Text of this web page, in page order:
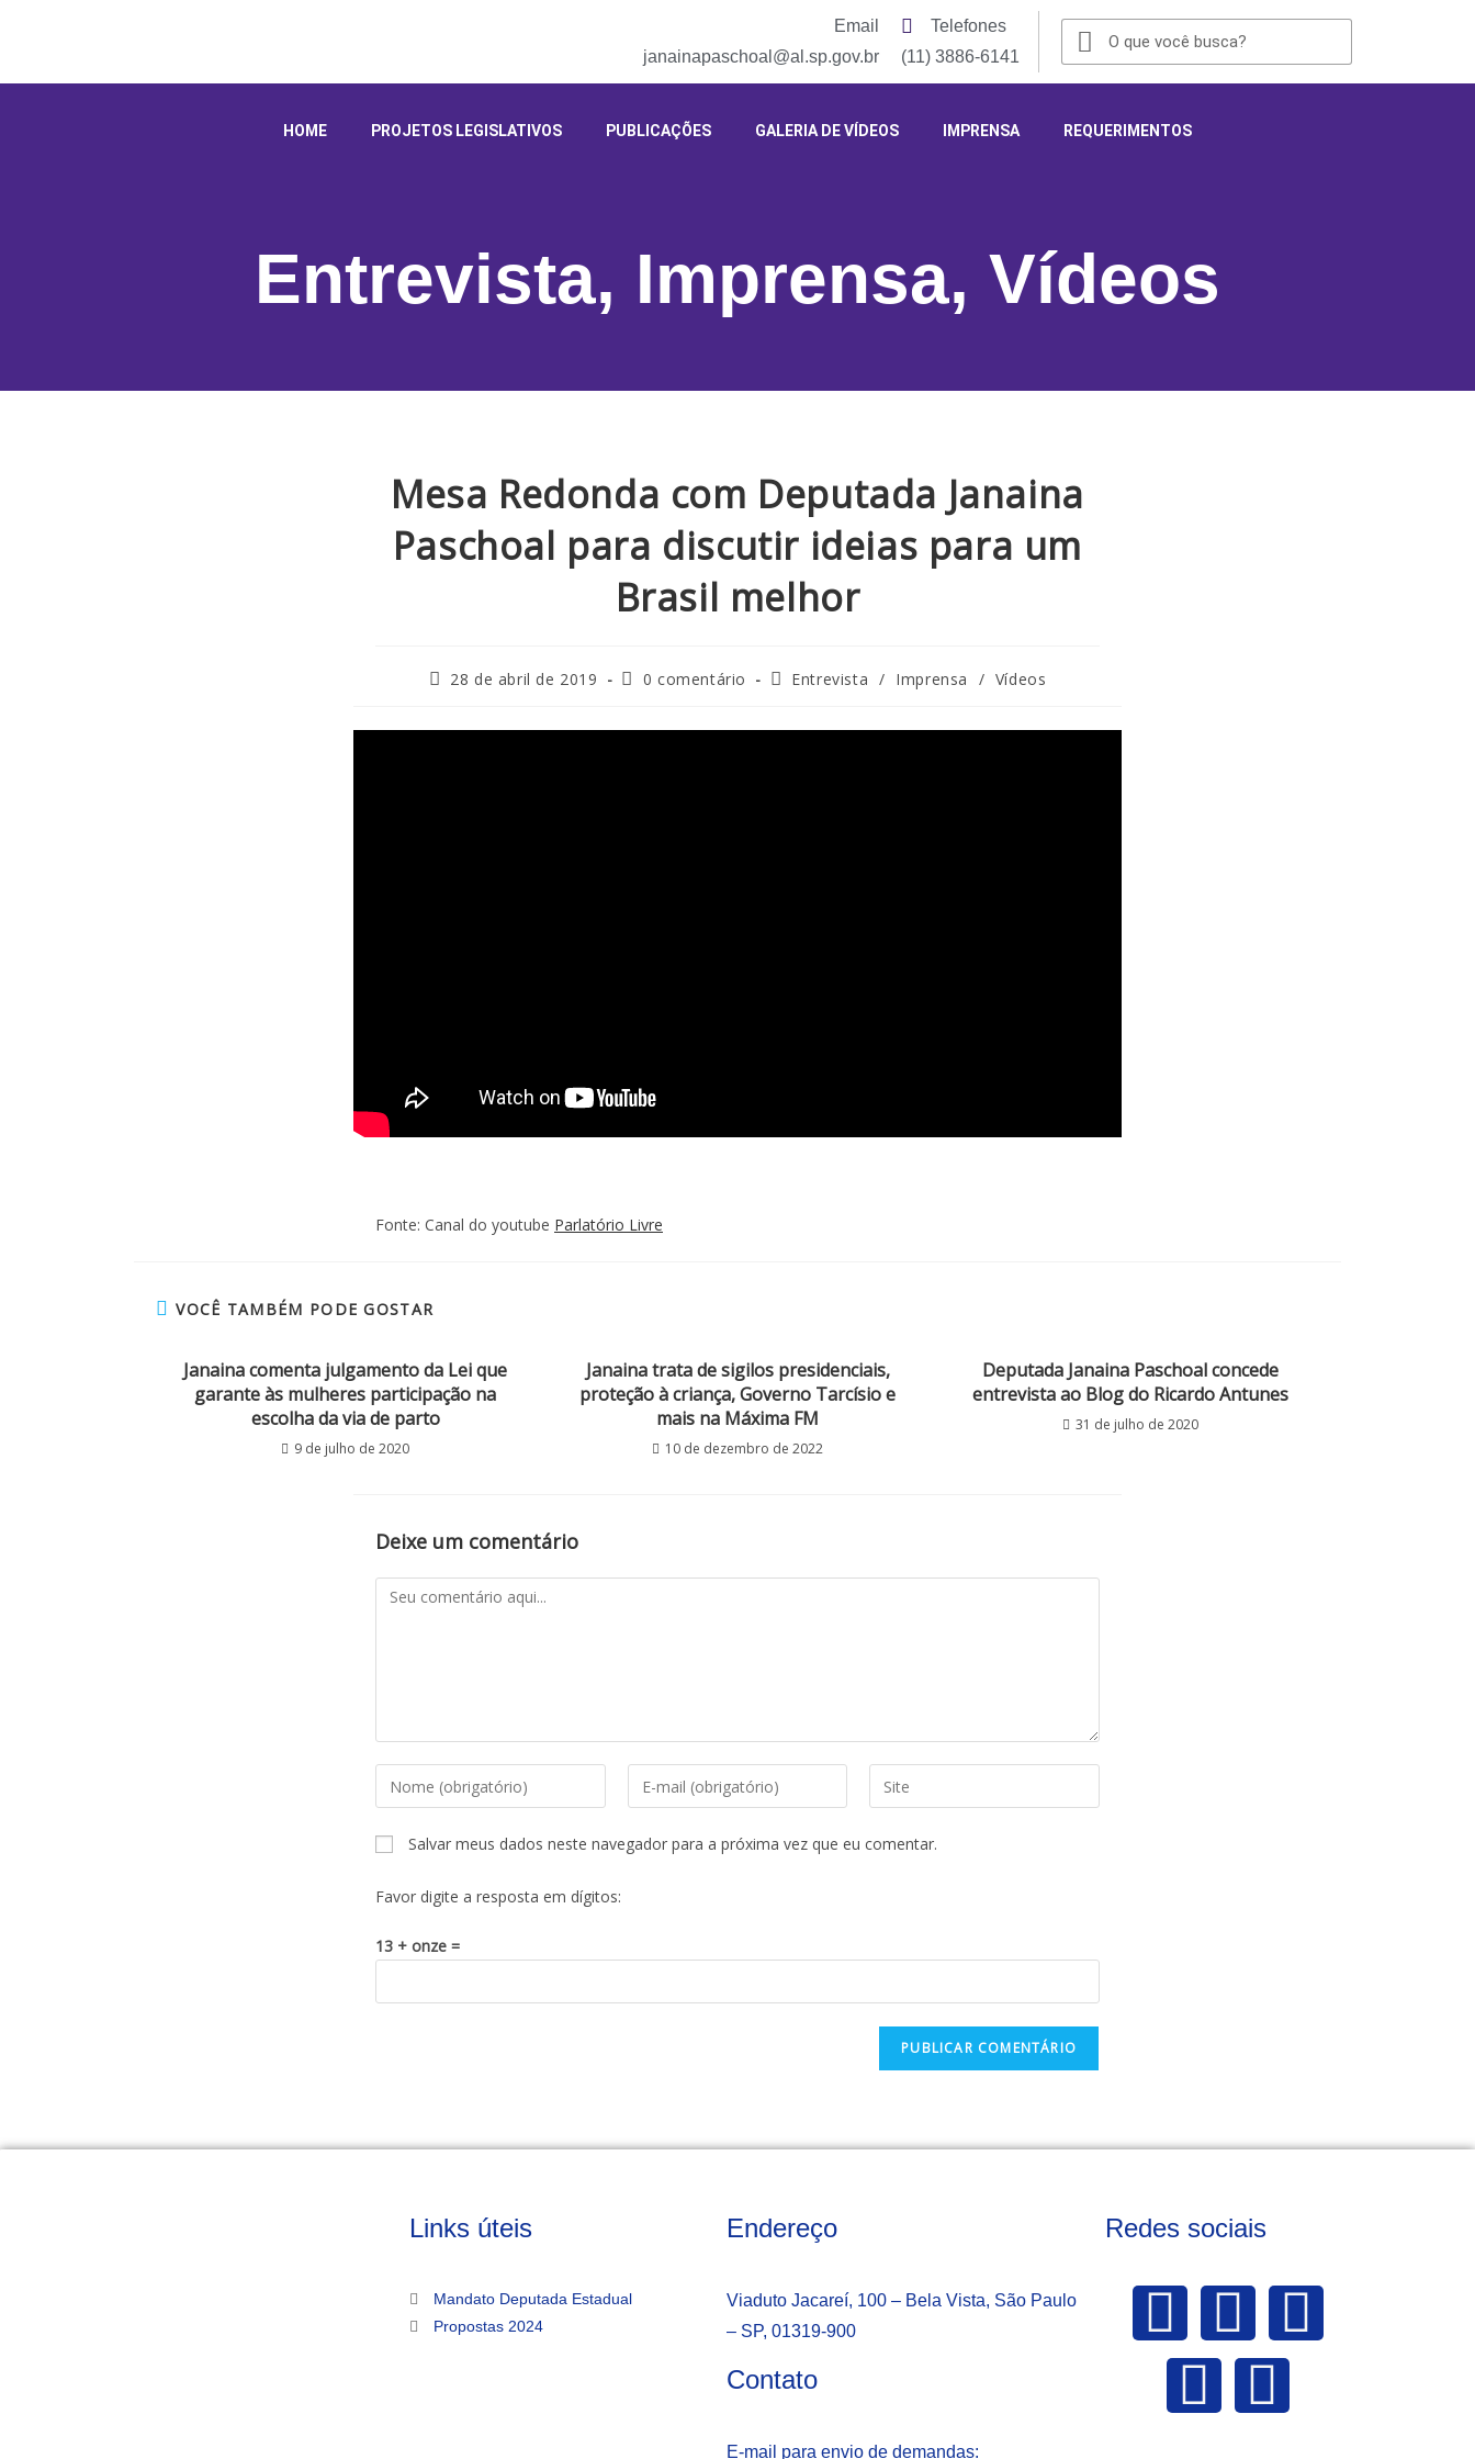
Email
janainapaschoal@al.sp.gov.br
Telefones
(11) 3886-6141
HOME PROJETOS LEGISLATIVOS PUBLICAÇÕES GALERIA DE VÍDEOS IMPRENSA REQUERIMENTOS
Entrevista, Imprensa, Vídeos
Mesa Redonda com Deputada Janaina
Paschoal para discutir ideias para um
Brasil melhor
28 de abril de 2019 0 comentário Entrevista / Imprensa / Vídeos
Fonte: Canal do youtube Parlatório Livre
VOCÊ TAMBÉM PODE GOSTAR
Janaina comenta julgamento da Lei que
garante às mulheres participação na
escolha da via de parto
9 de julho de 2020
Janaina trata de sigilos presidenciais,
proteção à criança, Governo Tarcísio e
mais na Máxima FM
10 de dezembro de 2022
Deputada Janaina Paschoal concede
entrevista ao Blog do Ricardo Antunes
31 de julho de 2020
Deixe um comentário
Salvar meus dados neste navegador para a próxima vez que eu comentar.
Favor digite a resposta em dígitos:
13 + onze =
Links úteis
Mandato Deputada Estadual
Propostas 2024
Endereço
Viaduto Jacareí, 100 – Bela Vista, São Paulo
– SP, 01319-900
Contato
E-mail para envio de demandas:
Redes sociais